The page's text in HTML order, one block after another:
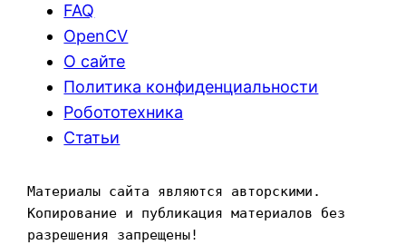
FAQ
OpenCV
О сайте
Политика конфиденциальности
Робототехника
Статьи
Материалы сайта являются авторскими.
Копирование и публикация материалов без
разрешения запрещены!